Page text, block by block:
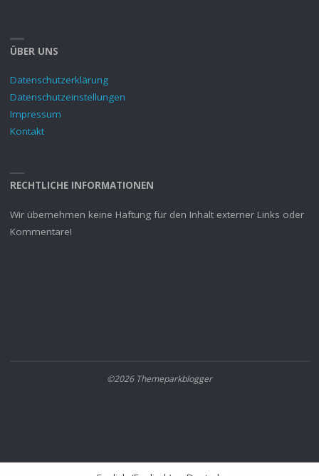
ÜBER UNS
Datenschutzerklärung
Datenschutzeinstellungen
Impressum
Kontakt
RECHTLICHE INFORMATIONEN
Wir übernehmen keine Haftung für den Inhalt externer Links oder
Kommentare!
©2026 Themeparkblogger